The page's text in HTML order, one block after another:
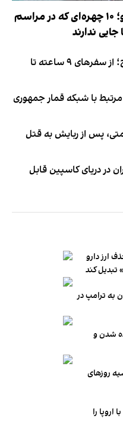
لیست ممنوعه کریستیانو؛ ۱۰ چهره‌ای که در مراسم
ندارند
روایت فداکاری‌های محمد صلاح؛ از سفرهای ۹ ساعته تا
مرتبط با شبکه قمار جمهوری
پس از ربایش به قتل
در دریای کاسپین قابل
دارو
به ترامپ در
شدن و
روزهای
را